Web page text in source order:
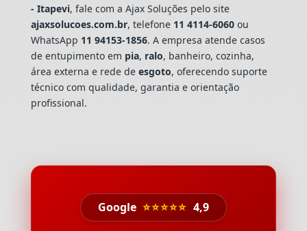
- Itapevi, fale com a Ajax Soluções pelo site
ajaxsolucoes.com.br, telefone 11 4114-6060ou
WhatsApp 11 94153-1856. A empresa atende casos
de entupimento em pia, ralo, banheiro, cozinha,
área externa e rede de esgoto, oferecendo suporte
técnico com qualidade, garantia e orientação
profissional.
Google ⭐⭐⭐⭐⭐ 4,9